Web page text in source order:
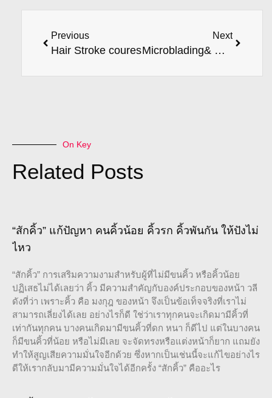
Previous
Hair Stroke coures
Next
Microblading& Contour coures
On Key
Related Posts
“สักคิ้ว” แก้ปัญหา คนคิ้วน้อย คิ้วรก คิ้วพันกัน ให้ปังไม่
ไหว
“สักคิ้ว” การเสริมความงามสำหรับผู้ที่ไม่มีขนคิ้ว หรือคิ้วน้อย
ปฏิเสธไม่ได้เลยว่า คิ้ว มีความสำคัญกับองค์ประกอบของหน้า วลี
ดังที่ว่า เพราะคิ้ว คือ มงกุฎ ของหน้า จึงเป็นข้อเท็จจริงที่เราไม่
สามารถเลี่ยงได้เลย อย่างไรก็ดี ใช่ว่าเราทุกคนจะเกิดมามีคิ้วที่
เท่ากันทุกคน บางคนเกิดมามีขนคิ้วที่ดก หนา ก็ดีไป แต่ในบางคน
ก็มีขนคิ้วที่น้อย หรือไม่มีเลย จะจัดทรงหรือแต่งหน้าก็ยาก แถมยัง
ทำให้สูญเสียความมั่นใจอีกด้วย ซึ่งหากเป็นเช่นนี้จะแก้ไขอย่างไร
ดีให้เรากลับมามีความมั่นใจได้อีกครั้ง “สักคิ้ว” คืออะไร